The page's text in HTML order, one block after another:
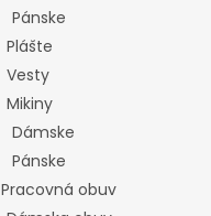
Pánske
Plášte
Vesty
Mikiny
Dámske
Pánske
Pracovná obuv